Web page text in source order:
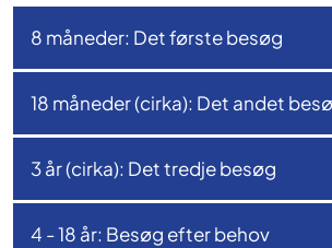
8 måneder: Det første besøg
18 måneder (cirka): Det andet
3 år (cirka): Det tredje besøg
4 - 18 år: Besøg efter behov